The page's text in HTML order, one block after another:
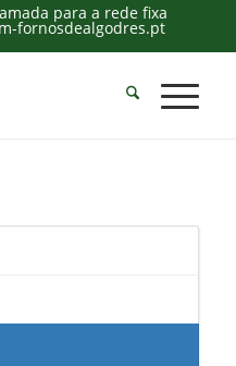
para a rede fixa
fornosdealgodres.pt